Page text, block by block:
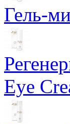
Гель-
Eye